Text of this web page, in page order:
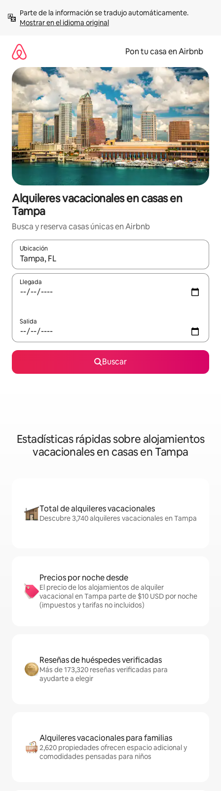
contenidoMostrar en el idioma original
Pon tu casa en Airbnb
Alquileres vacacionales en casas en
Tampa
Busca y reserva casas únicas en Airbnb
Ubicación
Cuando los resultados estén disponibles, navega con las
Llegada
Salida
Buscar
Estadísticas rápidas sobre alojamientos
vacacionales en casas en Tampa
Total de alquileres vacacionales
Descubre 3,740 alquileres vacacionales en Tampa
Precios por noche desde
El precio de los alojamientos de alquiler
vacacional en Tampa parte de $10 USD por noche
(impuestos y tarifas no incluidos)
Reseñas de huéspedes verificadas
Más de 173,320 reseñas verificadas para
ayudarte a elegir
Alquileres vacacionales para familias
2,620 propiedades ofrecen espacio adicional y
comodidades pensadas para niños